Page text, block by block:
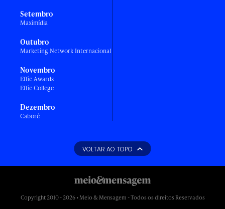
Setembro
Maximídia
Outubro
Marketing Network Internacional
Novembro
Effie Awards
Effie College
Dezembro
Caboré
VOLTAR AO TOPO
Copyright 2010 - 2026 • Meio & Mensagem - Todos os direitos Reservados